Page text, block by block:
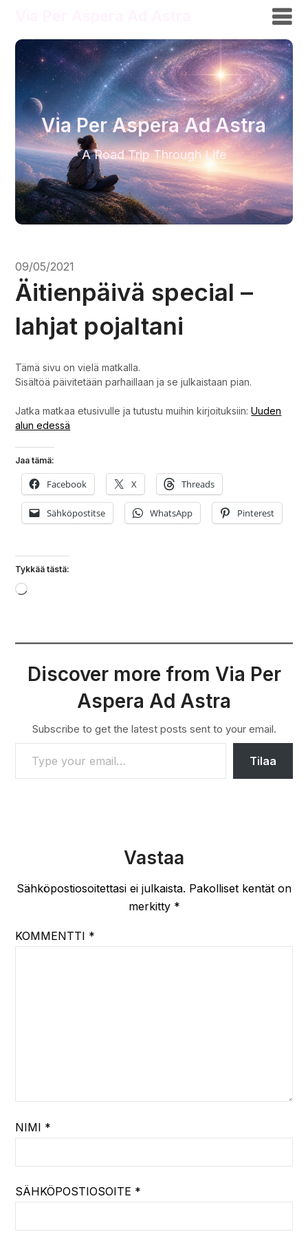
Via Per Aspera Ad Astra
A Road Trip Through Life
09/05/2021
Äitienpäivä special –
lahjat pojaltani
Tämä sivu on vielä matkalla.
Sisältöä päivitetään parhaillaan ja se julkaistaan pian.
Jatka matkaa etusivulle ja tutustu muihin kirjoituksiin:Uuden
alun edessä
Jaa tämä:
Facebook X Threads
Sähköpostitse WhatsApp Pinterest
Tykkää tästä:
Loading…
Discover more from Via Per
Aspera Ad Astra
Subscribe to get the latest posts sent to your email.
TYPE YOUR EMAIL…
Tilaa
Vastaa
Sähköpostiosoitettasi ei julkaista. Pakolliset kentät on
merkitty *
KOMMENTTI *
NIMI *
SÄHKÖPOSTIOSOITE *